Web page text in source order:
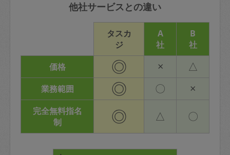
他社サービスとの違い
タスカ
ジ
A
社
B
社
価格
◎ × △
業務範囲 ◎ 〇 ×
完全無料指名
制
◎ △ 〇